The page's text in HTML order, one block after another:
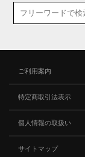
ご利用案内
特定商取引法表示
個人情報の取扱い
サイトマップ